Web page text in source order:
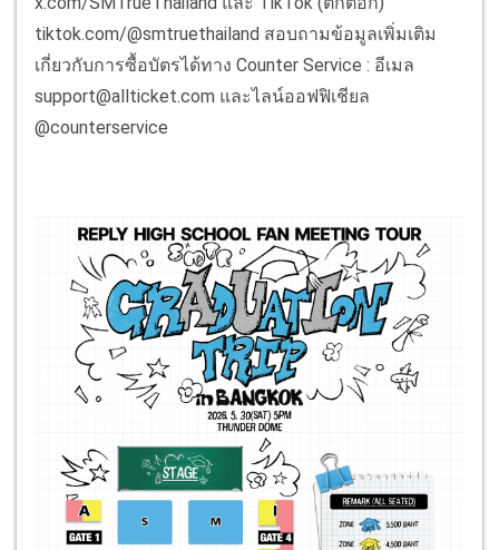
tiktok.com/@smtruethailand สอบถามข้อมูลเพิ่มเติม
เกี่ยวกับการซื้อบัตรได้ทาง Counter Service : อีเมล
support@allticket.com และไลน์ออฟฟิเชียล
@counterservice